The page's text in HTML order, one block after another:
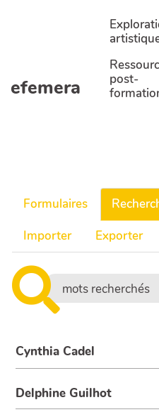
Aller au contenu principal
efemera
post-
Formulaires
Importer
Exporter
Cynthia Cadel
Delphine Guilhot